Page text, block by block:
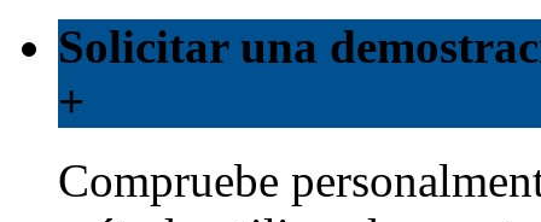
Solicitar una
+
Compruebe